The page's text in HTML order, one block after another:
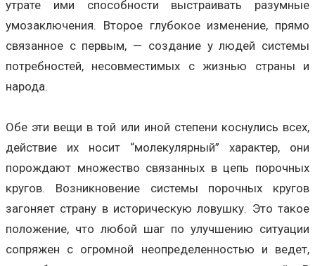
утрате ими способности выстраивать разумные
умозаключения. Второе глубокое изменение, прямо
связанное с первым, — создание у людей системы
потребностей, несовместимых с жизнью страны и
народа.
Обе эти вещи в той или иной степени коснулись всех,
действие их носит “молекулярный” характер, они
порождают множество связанных в цепь порочных
кругов. Возникновение системы порочных кругов
загоняет страну в историческую ловушку. Это такое
положение, что любой шаг по улучшению ситуации
сопряжен с огромной неопределенностью и ведет,